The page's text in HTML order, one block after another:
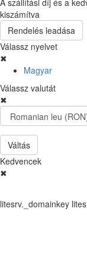
kiszámítva
Rendelés leadása
Válassz nyelvet
✖
Magyar
Válassz valutát
✖
Váltás
Kedvencek
✖
litesrv._domainkey